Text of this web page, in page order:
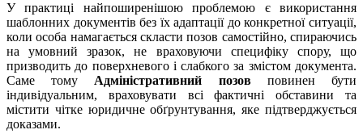
У практиці найпоширенішою проблемою є використання
шаблонних документів без їх адаптації до конкретної ситуації,
коли особа намагається скласти позов самостійно, спираючись
на умовний зразок, не враховуючи специфіку спору, що
призводить до поверхневого і слабкого за змістом документа.
Саме томуАдміністративний позовповинен бути
індивідуальним, враховувати всі фактичні обставини та
містити чітке юридичне обґрунтування, яке підтверджується
доказами.